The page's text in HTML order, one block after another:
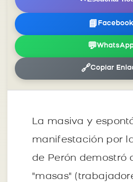
📘 Facebook
💬
🔗Copiar
La masiva y
manifestación por
de Perón demostró
"masas"